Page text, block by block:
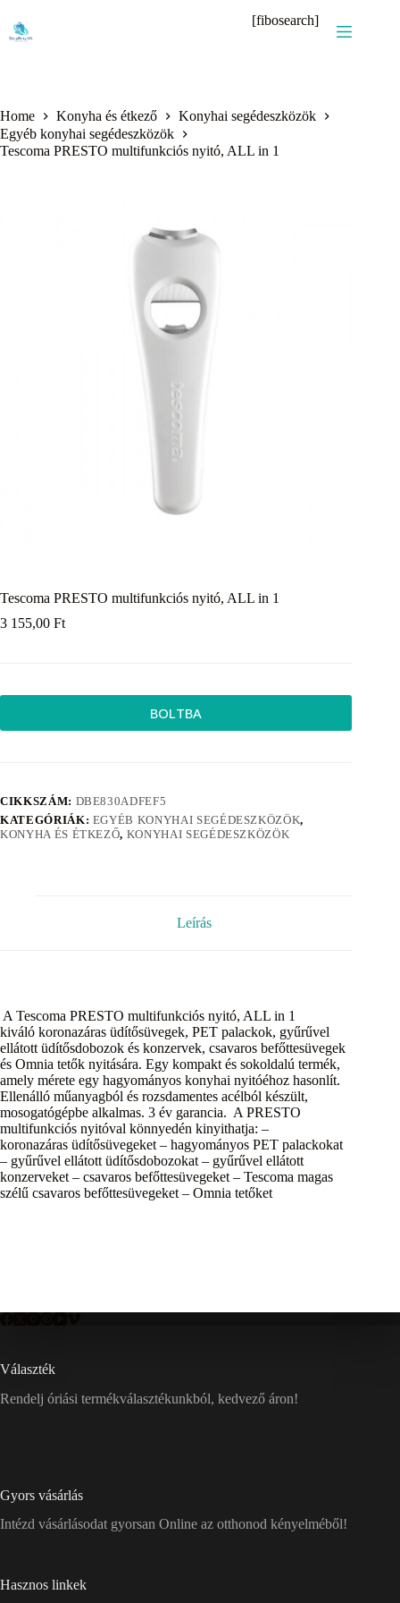
content
[fibosearch]
Home Konyha és étkező
Konyhai segédeszközök
Egyéb konyhai segédeszközök
Tescoma PRESTO multifunkciós nyitó, ALL in 1
Tescoma PRESTO multifunkciós nyitó, ALL in 1
3 155,00 Ft
BOLTBA
CIKKSZÁM: DBE830ADFEF5
KATEGÓRIÁK: EGYÉB KONYHAI SEGÉDESZKÖZÖK,
KONYHA ÉS ÉTKEZŐ, KONYHAI SEGÉDESZKÖZÖK
Leírás
A Tescoma PRESTO multifunkciós nyitó, ALL in 1
kiváló koronazáras üdítősüvegek, PET palackok, gyűrűvel
ellátott üdítősdobozok és konzervek, csavaros befőttesüvegek
és Omnia tetők nyitására. Egy kompakt és sokoldalú termék,
amely mérete egy hagyományos konyhai nyitóéhoz hasonlít.
Ellenálló műanyagból és rozsdamentes acélból készült,
mosogatógépbe alkalmas. 3 év garancia. A PRESTO
multifunkciós nyitóval könnyedén kinyithatja: –
koronazáras üdítősüvegeket – hagyományos PET palackokat
– gyűrűvel ellátott üdítősdobozokat – gyűrűvel ellátott
konzerveket – csavaros befőttesüvegeket – Tescoma magas
szélű csavaros befőttesüvegeket – Omnia tetőket
Választék
Rendelj óriási termékválasztékunkból, kedvező áron!
Gyors vásárlás
Intézd vásárlásodat gyorsan Online az otthonod kényelméből!
Hasznos linkek